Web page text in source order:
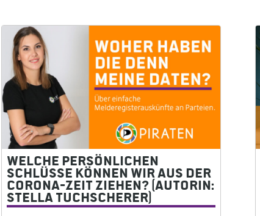
Welche persönlichen
Schlüsse können wir aus der
Corona-Zeit ziehen? (Autorin:
Stella Tuchscherer)